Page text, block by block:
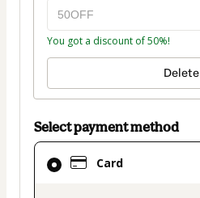
You got a discount of 50%!
Delete
Select payment method
Card
Card
selected